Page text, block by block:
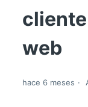
web
hace 6 meses